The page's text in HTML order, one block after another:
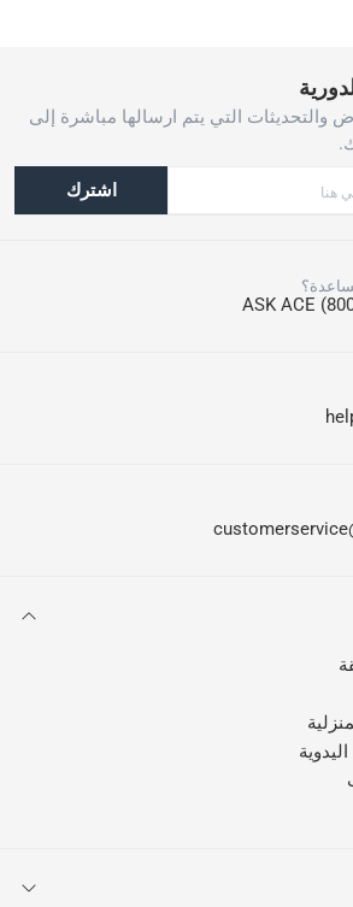
التي يتم ارسالها مباشرة إلى
اشترك